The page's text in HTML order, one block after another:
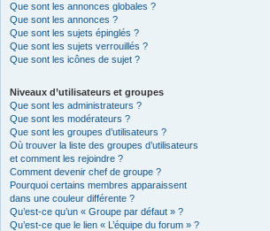
Que sont les annonces globales ?
Que sont les annonces ?
Que sont les sujets épinglés ?
Que sont les sujets verrouillés ?
Que sont les icônes de sujet ?
Niveaux d’utilisateurs et groupes
Que sont les administrateurs ?
Que sont les modérateurs ?
Que sont les groupes d’utilisateurs ?
Où trouver la liste des groupes d’utilisateurs
et comment les rejoindre ?
Comment devenir chef de groupe ?
Pourquoi certains membres apparaissent
dans une couleur différente ?
Qu’est-ce qu’un « Groupe par défaut » ?
Qu’est-ce que le lien « L’équipe du forum » ?